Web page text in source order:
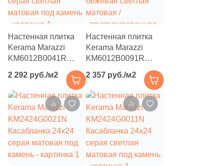
Goetan Ceramica (9)
Goldis Tile (103
Grasaro (75)
Gravita (136)
Gres De Aragon (19
110
Настенная плитка
Kerama Marazzi
KM6012B0041R
Касабланка 60x119.5
серая светлая
матовая под камень
2 292 руб./м2
Настенная плитка
Kerama Marazzi
KM6012B0091R
Касабланка 60x119.5
бежевая светлая
матовая /
структурированная
под камень
2 357 руб./м2